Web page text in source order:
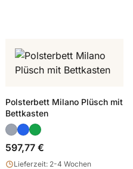
Polsterbett Milano Plüsch mit
Bettkasten
597,77 €
Lieferzeit: 2-4 Wochen